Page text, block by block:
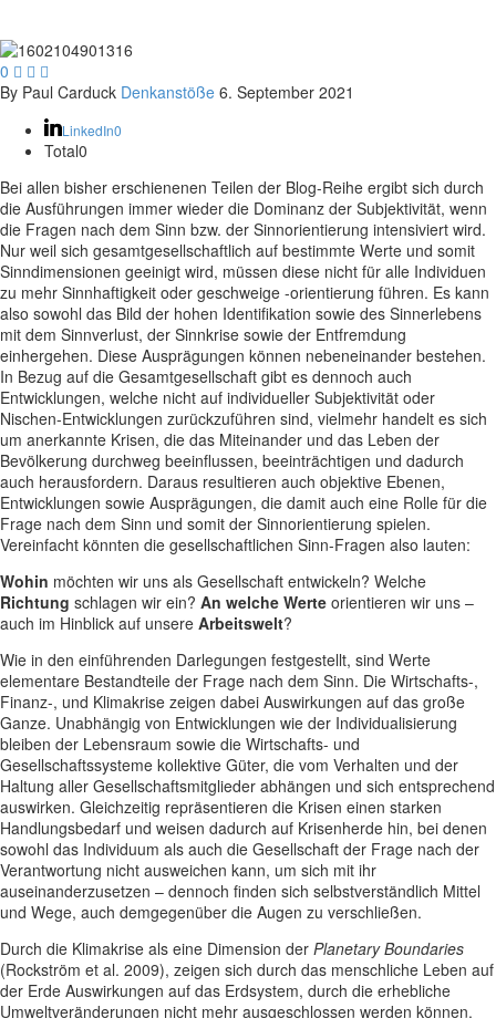
0   
By Paul Carduck Denkanstöße 6. September 2021
LinkedIn0
Total0
Bei allen bisher erschienenen Teilen der Blog-Reihe ergibt sich durch
die Ausführungen immer wieder die Dominanz der Subjektivität, wenn
die Fragen nach dem Sinn bzw. der Sinnorientierung intensiviert wird.
Nur weil sich gesamtgesellschaftlich auf bestimmte Werte und somit
Sinndimensionen geeinigt wird, müssen diese nicht für alle Individuen
zu mehr Sinnhaftigkeit oder geschweige -orientierung führen. Es kann
also sowohl das Bild der hohen Identifikation sowie des Sinnerlebens
mit dem Sinnverlust, der Sinnkrise sowie der Entfremdung
einhergehen. Diese Ausprägungen können nebeneinander bestehen.
In Bezug auf die Gesamtgesellschaft gibt es dennoch auch
Entwicklungen, welche nicht auf individueller Subjektivität oder
Nischen-Entwicklungen zurückzuführen sind, vielmehr handelt es sich
um anerkannte Krisen, die das Miteinander und das Leben der
Bevölkerung durchweg beeinflussen, beeinträchtigen und dadurch
auch herausfordern. Daraus resultieren auch objektive Ebenen,
Entwicklungen sowie Ausprägungen, die damit auch eine Rolle für die
Frage nach dem Sinn und somit der Sinnorientierung spielen.
Vereinfacht könnten die gesellschaftlichen Sinn-Fragen also lauten:
Wohin möchten wir uns als Gesellschaft entwickeln? Welche
Richtung schlagen wir ein? An welche Werte orientieren wir uns –
auch im Hinblick auf unsere Arbeitswelt?
Wie in den einführenden Darlegungen festgestellt, sind Werte
elementare Bestandteile der Frage nach dem Sinn. Die Wirtschafts-,
Finanz-, und Klimakrise zeigen dabei Auswirkungen auf das große
Ganze. Unabhängig von Entwicklungen wie der Individualisierung
bleiben der Lebensraum sowie die Wirtschafts- und
Gesellschaftssysteme kollektive Güter, die vom Verhalten und der
Haltung aller Gesellschaftsmitglieder abhängen und sich entsprechend
auswirken. Gleichzeitig repräsentieren die Krisen einen starken
Handlungsbedarf und weisen dadurch auf Krisenherde hin, bei denen
sowohl das Individuum als auch die Gesellschaft der Frage nach der
Verantwortung nicht ausweichen kann, um sich mit ihr
auseinanderzusetzen – dennoch finden sich selbstverständlich Mittel
und Wege, auch demgegenüber die Augen zu verschließen.
Durch die Klimakrise als eine Dimension der Planetary Boundaries
(Rockström et al. 2009), zeigen sich durch das menschliche Leben auf
der Erde Auswirkungen auf das Erdsystem, durch die erhebliche
Umweltveränderungen nicht mehr ausgeschlossen werden können.